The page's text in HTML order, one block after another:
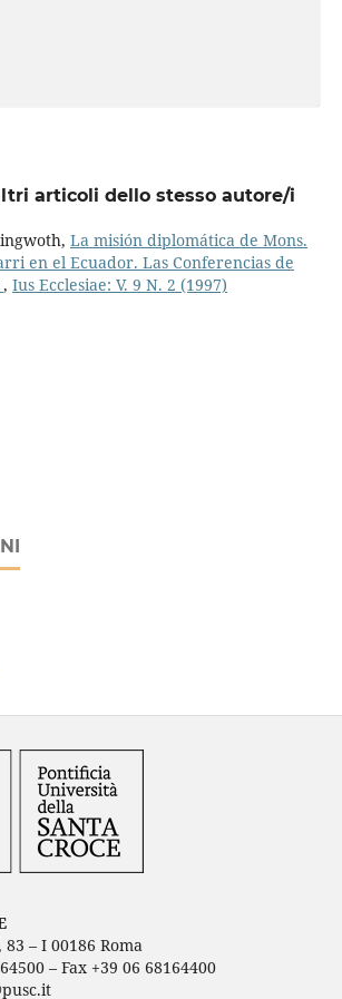
articoli dello stesso autore/i
La misión diplomática de Mons.
en el Ecuador. Las Conferencias de
, Ius Ecclesiae: V. 9 N. 2 (1997)
– I 00186 Roma
– Fax +39 06 68164400